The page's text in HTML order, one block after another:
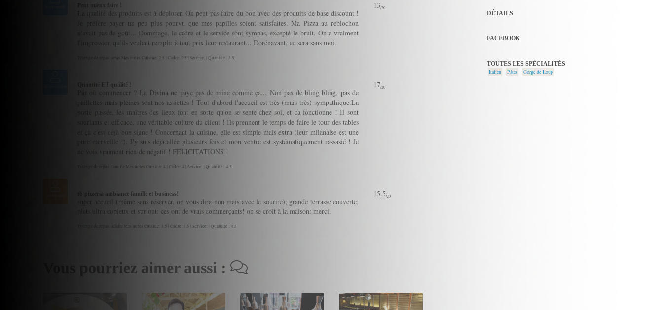
Peut mieux faire !
La qualité des produits est à déplorer. On peut pas faire du bon avec des produits de base discount !
Je préfère payer un peu plus pourvu que mes papilles soient satisfaites. Ma Pizza au reblochon
n'avait pas de goût... Dommage, le cadre et le service sont sympas, excepté le bruit. On a vraiment
l'impression qu'ils veulent remplir à tout prix leur restaurant... Dorénavant, ce sera sans moi.
Tytexpe de repas: amis Mes notes Cuisine: 2.5 | Cadre: 2.5 | Service: | Quantité : 3.5
13/20
Quantité ET qualité !
Par où commencer ? La Divina ne paye pas de mine comme ça... Non pas de bling bling, pas de
paillettes mais pleines sont nos assiettes ! Tout d'abord l'accueil est très (mais très) sympathique.La
porte passée, les maîtres des lieux font en sorte qu'on se sente chez soi, et ca fonctionne ! Il sont
souriants et efficace, une véritable culture du client ! Ils prennent le temps de faire le tour des tables
et ça c'est déjà bon signe ! Concernant la cuisine, elle est simple mais extra (leur milanaise est une
pure merveille !). J'y suis déjà allée plusieurs fois et mon ventre est systématiquement rassasié ! Je
ne vois vraiment rien de négatif ! FELICITATIONS !
Tytexpe de repas: famille Mes notes Cuisine: 4 | Cadre: 4 | Service: | Quantité : 4.5
17/20
tb pizzeria ambiance famille et business!
super accueil (même sans réserver, on vous dira non mais avec le sourire); grande terrasse couverte;
plats ultra copieux et surtout: ces ont de vrais commerçants! on se croit à la maison: merci.
Tytexpe de repas: affaire Mes notes Cuisine: 3.5 | Cadre: 3.5 | Service: | Quantité : 4.5
15.5/20
Vous pourriez aimer aussi :
DÉTAILS
FACEBOOK
TOUTES LES SPÉCIALITÉS
Italien
Pâtes Gorge de Loup